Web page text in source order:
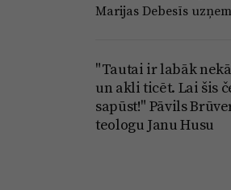
Marijas Debesīs
"Tautai ir labāk
un akli ticēt. Lai šis
sapūst!" Pāvils
teologu Janu Husu